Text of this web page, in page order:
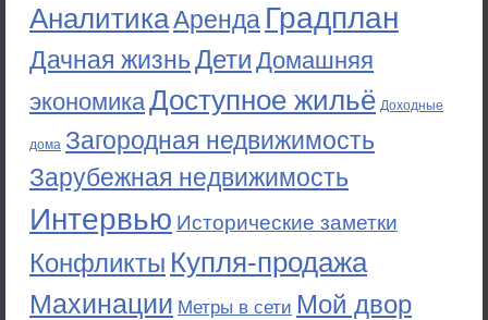
АналитикаАренда Градплан
Дачная жизньДети Домашняя
экономикаДоступное жильё Доходные
дома Загородная недвижимость
Зарубежная недвижимость
Интервью Исторические заметки
Конфликты Купля-продажа
Махинации Метры в сети Мой двор